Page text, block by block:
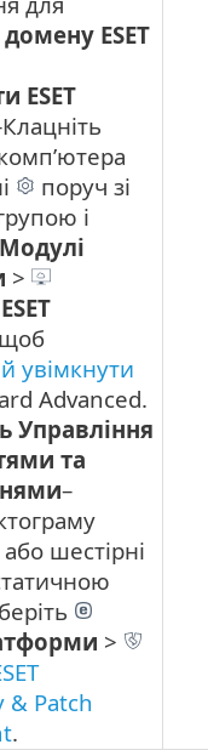
ESET
ESET
Клацніть
поруч зі
і
Модулі
>
ESET
увімкнути
Advanced.
Управління
та
–
шестірні
>
Patch
.